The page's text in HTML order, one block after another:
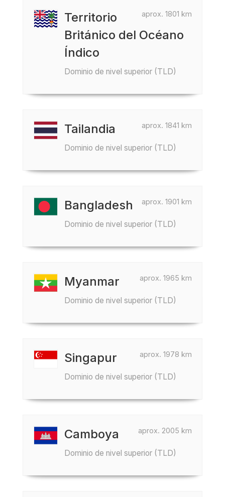
aprox. 1801 km
Territorio
Británico del Océano
Índico
Dominio de nivel superior (TLD)
aprox. 1841 km
Tailandia
Dominio de nivel superior (TLD)
aprox. 1901 km
Bangladesh
Dominio de nivel superior (TLD)
aprox. 1965 km
Myanmar
Dominio de nivel superior (TLD)
aprox. 1978 km
Singapur
Dominio de nivel superior (TLD)
aprox. 2005 km
Camboya
Dominio de nivel superior (TLD)